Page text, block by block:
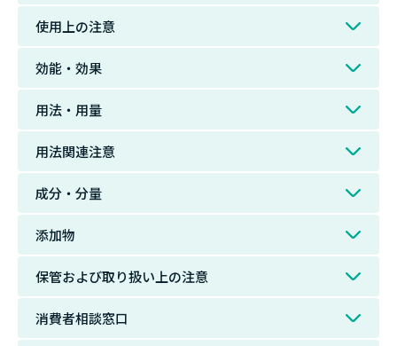
使用上の注意
効能・効果
用法・用量
用法関連注意
成分・分量
添加物
保管および取り扱い上の注意
消費者相談窓口